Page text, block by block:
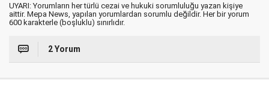
UYARI: Yorumların her türlü cezai ve hukuki sorumluluğu yazan kişiye
aittir. Mepa News, yapılan yorumlardan sorumlu değildir. Her bir yorum
600 karakterle (boşluklu) sınırlıdır.
2 Yorum